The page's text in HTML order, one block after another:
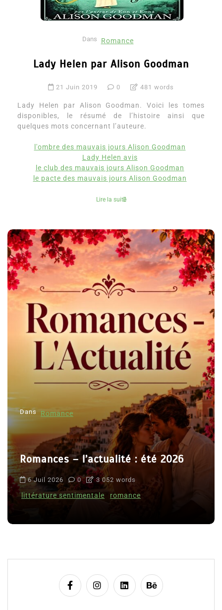
Dans Romance
Lady Helen par Alison Goodman
21 Juin 2019 0 481 words
Lady Helen par Alison Goodman. Voici les tomes
disponibles, le résumé de l’histoire ainsi que
quelques mots concernant l’auteure.
l'ombre des mauvais jours Alison Goodman
Lady Helen avis
le club des mauvais jours Alison Goodman
le pacte des mauvais jours Alison Goodman
Lire la suite
Dans Romance
Romances – l’actualité : été 2026
6 Juil 2026 0 3 052 words
littérature sentimentale romance